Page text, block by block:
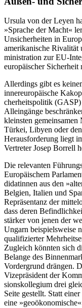
Ursula von der Leyen
»Sprache der Macht«
Unsicherheiten in
amerikanische
ministration zur EU-
europäischer Sicherheit
Allerdings gibt es
innereuropäische Kako­
cherheitspolitik
Alleingänge
klein­sten
Türkei, Libyen oder
Herausforde­rung liegt
Vertreter Josep Borrell
Die relevanten
Europäischem
didatinnen aus den
Belgien, Italien und
Repräsentanz der
dass deren
stärker von jenen der
Ungarn beispielsweise
qualifizierter
Zugleich könnten sich
Belange des
Vordergrund drängen.
Vizepräsident der
sionskollegium drei
Seite gestellt. Statt
eine